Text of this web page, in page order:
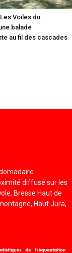
Voiles du
balade
au fil des cascades